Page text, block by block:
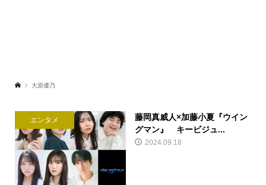
大原優乃
エンタメ
藤岡真威人×加藤小夏『ウイン
グマン』 キービジュ...
2024.09.18